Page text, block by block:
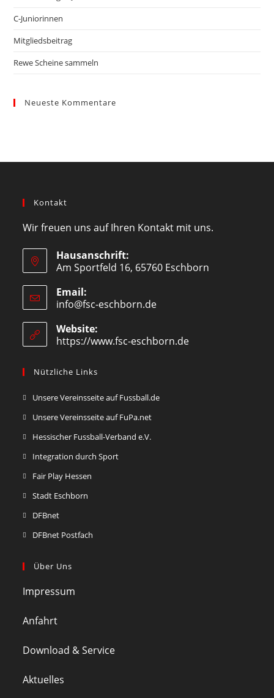
C-Juniorinnen
Mitgliedsbeitrag
Rewe Scheine sammeln
Neueste Kommentare
Kontakt
Wir freuen uns auf Ihren Kontakt mit uns.
Hausanschrift:
Am Sportfeld 16, 65760 Eschborn
Email:
info@fsc-eschborn.de
Website:
https://www.fsc-eschborn.de
Nützliche Links
Unsere Vereinsseite auf Fussball.de
Unsere Vereinsseite auf FuPa.net
Hessischer Fussball-Verband e.V.
Integration durch Sport
Fair Play Hessen
Stadt Eschborn
DFBnet
DFBnet Postfach
Über Uns
Impressum
Anfahrt
Download & Service
Aktuelles